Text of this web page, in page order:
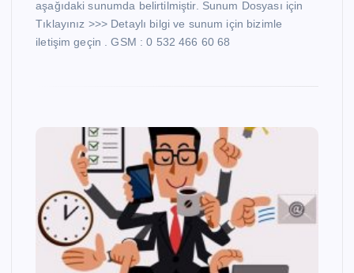
aşağıdaki sunumda belirtilmiştir. Sunum Dosyası için
Tıklayınız >>> Detaylı bilgi ve sunum için bizimle
iletişim geçin . GSM : 0 532 466 60 68